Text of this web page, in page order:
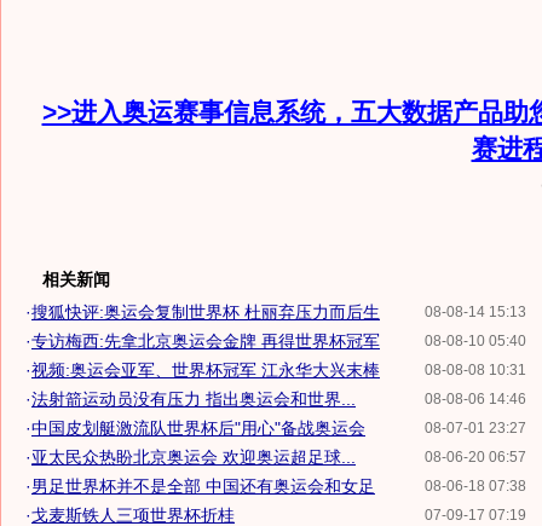
>>进入奥运赛事信息系统，五大数据产品助
赛进
相关新闻
08-08-14 15:13
·搜狐快评:奥运会复制世界杯 杜丽弃压力而后生
08-08-10 05:40
·专访梅西:先拿北京奥运会金牌 再得世界杯冠军
08-08-08 10:31
·视频:奥运会亚军、世界杯冠军 江永华大兴末棒
08-08-06 14:46
·法射箭运动员没有压力 指出奥运会和世界...
08-07-01 23:27
·中国皮划艇激流队世界杯后"用心"备战奥运会
08-06-20 06:57
·亚太民众热盼北京奥运会 欢迎奥运超足球...
08-06-18 07:38
·男足世界杯并不是全部 中国还有奥运会和女足
07-09-17 07:19
·戈麦斯铁人三项世界杯折桂